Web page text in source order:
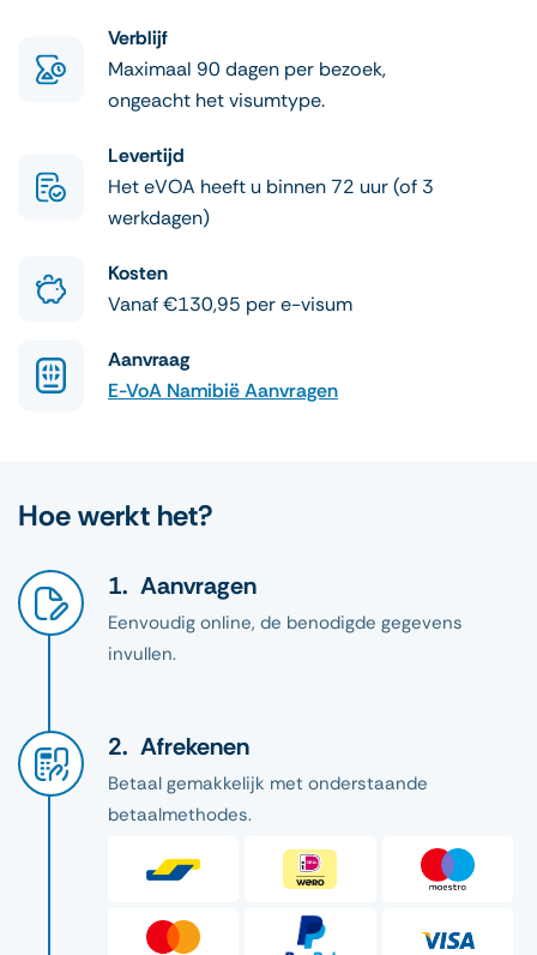
Verblijf
Maximaal 90 dagen per bezoek,
ongeacht het visumtype.
Levertijd
Het eVOA heeft u binnen 72 uur (of 3
werkdagen)
Kosten
Vanaf €130,95 per e-visum
Aanvraag
E-VoA Namibië Aanvragen
Hoe werkt het?
Aanvragen
Eenvoudig online, de benodigde gegevens
invullen.
Afrekenen
Betaal gemakkelijk met onderstaande
betaalmethodes.